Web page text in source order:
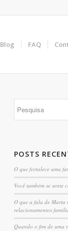
Blog FAQ
POSTS
O que fortalece uma
Você também se
O que a fala de Marta
relacionamentos
Quando o fim de uma